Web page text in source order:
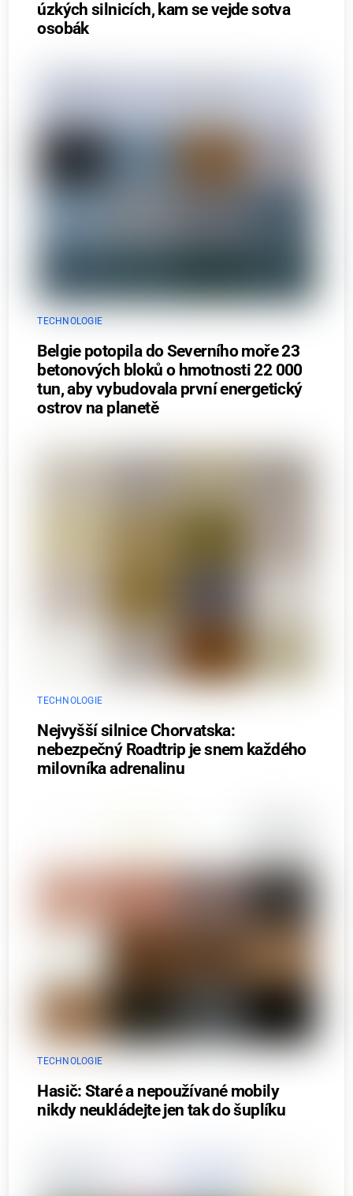
úzkých silnicích, kam se vejde sotva
osobák
TECHNOLOGIE
Belgie potopila do Severního moře 23
betonových bloků o hmotnosti 22 000
tun, aby vybudovala první energetický
ostrov na planetě
TECHNOLOGIE
Nejvyšší silnice Chorvatska:
nebezpečný Roadtrip je snem každého
milovníka adrenalinu
TECHNOLOGIE
Hasič: Staré a nepoužívané mobily
nikdy neukládejte jen tak do šuplíku